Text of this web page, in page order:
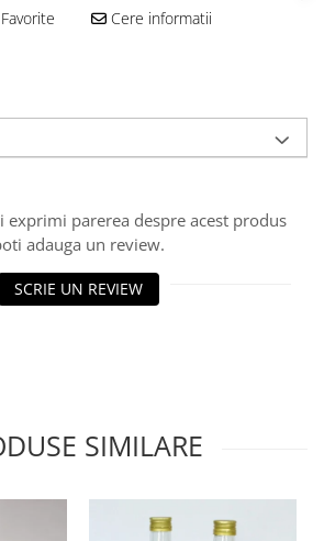
Cere informatii
exprimi parerea despre acest produs
adauga un review.
SCRIE UN REVIEW
SIMILARE